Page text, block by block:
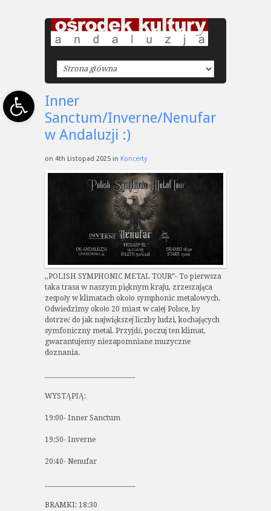
Open toolbar
Inner
Sanctum/Inverne/Nenufar
w Andaluzji :)
on 4th Listopad 2025 in Koncerty
,,POLISH SYMPHONIC METAL TOUR”- To pierwsza
taka trasa w naszym pięknym kraju, zrzeszająca
zespoły w klimatach około symphonic metalowych.
Odwiedzimy około 20 miast w całej Polsce, by
dotrzeć do jak największej liczby ludzi, kochających
symfoniczny metal. Przyjdź, poczuj ten klimat,
gwarantujemy niezapomniane muzyczne
doznania.
WYSTĄPIĄ:
19:00- Inner Sanctum
19:50- Inverne
20:40- Nenufar
BRAMKI: 18:30